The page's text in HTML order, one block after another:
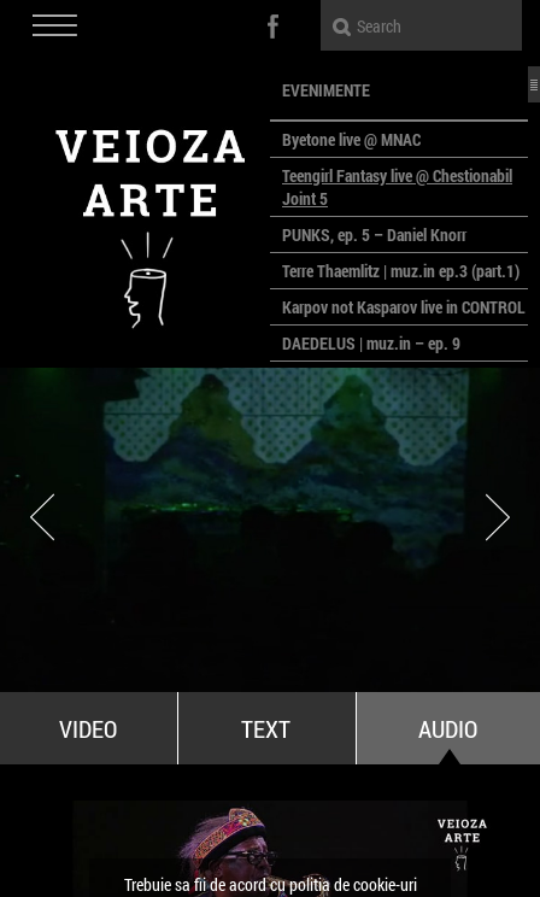
EVENIMENTE
Byetone live @ MNAC
Teengirl Fantasy live @ Chestionabil
Joint 5
PUNKS, ep. 5 – Daniel Knorr
Terre Thaemlitz | muz.in ep.3 (part.1)
Karpov not Kasparov live in CONTROL
DAEDELUS | muz.in – ep. 9
LALELE, LALELE – prima premieră a
anului la MACAZ
CinePOLSKA – filme poloneze la
București
PEOPLE OF ROMANIA se lansează la
galeria Simeza
All Stars For Outernational
VIDEO TEXT AUDIO
Trebuie sa fii de acord cu politia de cookie-uri